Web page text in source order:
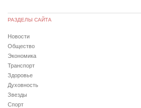
РАЗДЕЛЫ САЙТА
Новости
Общество
Экономика
Транспорт
Здоровье
Духовность
Звезды
Спорт